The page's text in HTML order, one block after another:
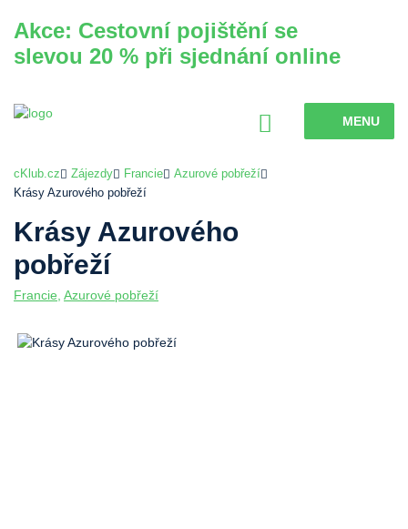
Akce: Cestovní pojištění se
slevou 20 % při sjednání online
MENU
cKlub.cz Zájezdy Francie
Azurové pobřeží
Krásy Azurového pobřeží
Krásy Azurového
pobřeží
Francie Azurové pobřeží